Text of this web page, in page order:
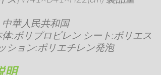
中華人民共和国
:ポリプロピレン シート:ポリエス
ション:ポリエチレン発泡
明